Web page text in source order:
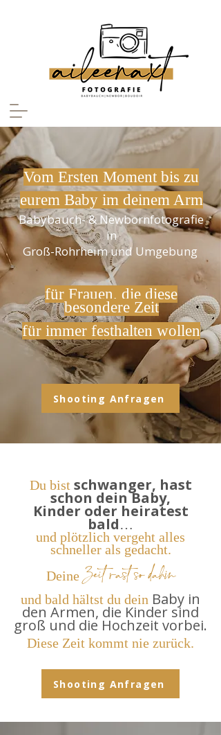
Vom Ersten Moment bis zu
eurem Baby im deinem Arm
Babybauch- & Newbornfotografie
in
Groß-Rohrheim und Umgebung
für Frauen, die diese
besondere Zeit
für immer festhalten wollen
Shooting Anfragen
Du bist schwanger, hast
schon dein Baby,
Kinder oder heiratest
bald…
und plötzlich vergeht alles
schneller als gedacht.
Deine Zeit rast so dahin
und bald hältst du dein Baby in
den Armen, die Kinder sind
groß und die Hochzeit vorbei.
Diese Zeit kommt nie zurück.
Shooting Anfragen